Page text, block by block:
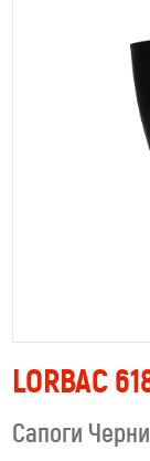
LORBAC
Сапоги